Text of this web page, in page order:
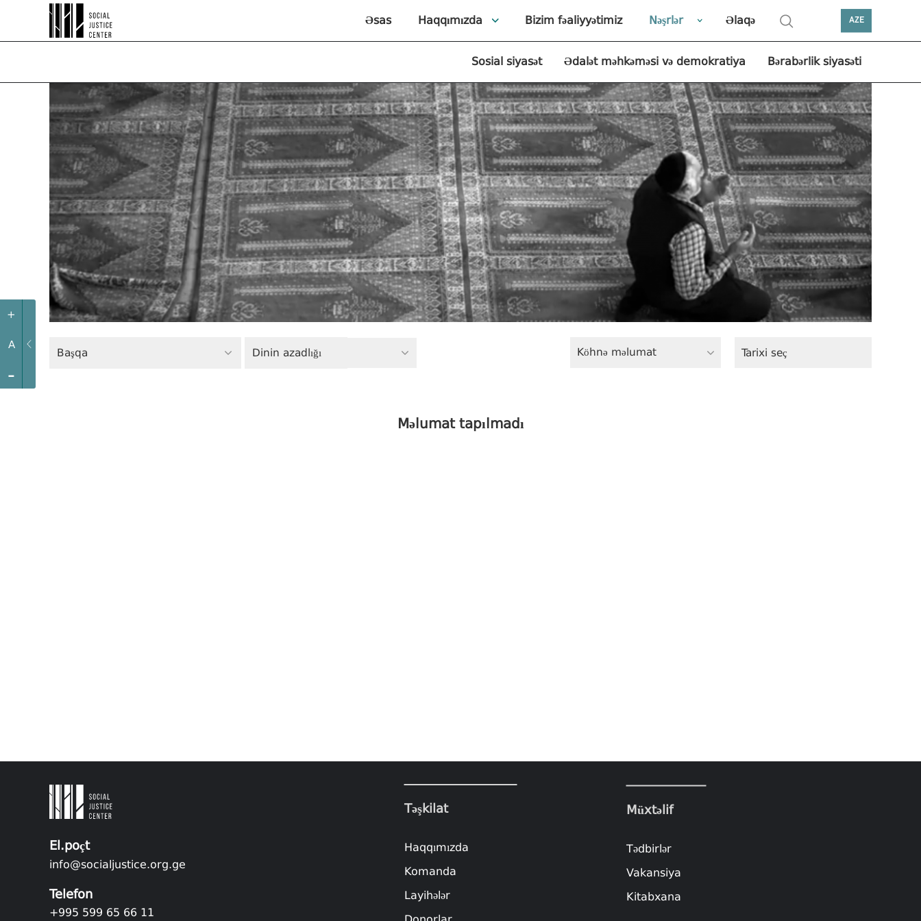
+
A
-
Əsas Haqqımızda Bizim fəaliyyətimiz Nəşrlər Əlaqə AZE
Sosial siyasət Ədalət məhkəməsi və demokratiya Bərabərlik siyasəti
Başqa Dinin azadlığı Köhnə məlumat
Məlumat tapılmadı
El.poçt
info@socialjustice.org.ge
Telefon
+995 599 65 66 11
Təşkilat
Haqqımızda
Komanda
Layihələr
Müxtəlif
Tədbirlər
Vakansiya
Kitabxana